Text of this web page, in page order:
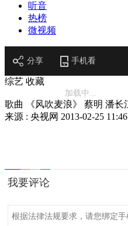
听音
热榜
微视频
分享 手机看
综艺 收藏
加载中...
歌曲 《风吹麦浪》 蔡明 潘长
来源 : 央视网 2013-02-25 11:46